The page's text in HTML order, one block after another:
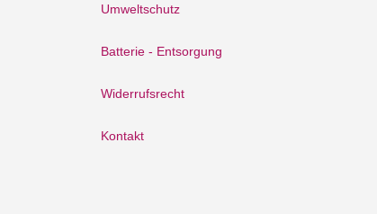
Umweltschutz
Batterie - Entsorgung
Widerrufsrecht
Kontakt